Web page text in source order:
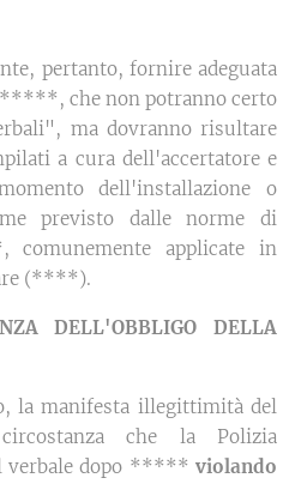
pertanto, fornire adeguata
che non potranno certo
ma dovranno risultare
a cura dell'accertatore e
dell'installazione o
previsto dalle norme di
applicate in
(****).
DELL'OBBLIGO DELLA
la manifesta illegittimità del
che la Polizia
verbale dopo ***** violando